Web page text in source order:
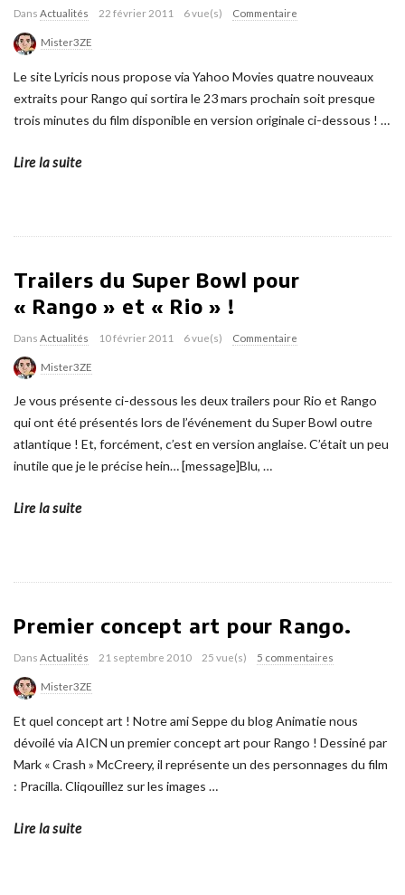
Dans Actualités 22 février 2011 6 vue(s) Commentaire
Mister3ZE
Le site Lyricis nous propose via Yahoo Movies quatre nouveaux
extraits pour Rango qui sortira le 23 mars prochain soit presque
trois minutes du film disponible en version originale ci-dessous ! …
Lire la suite
Trailers du Super Bowl pour
« Rango » et « Rio » !
Dans Actualités 10 février 2011 6 vue(s) Commentaire
Mister3ZE
Je vous présente ci-dessous les deux trailers pour Rio et Rango
qui ont été présentés lors de l’événement du Super Bowl outre
atlantique ! Et, forcément, c’est en version anglaise. C’était un peu
inutile que je le précise hein… [message]Blu, …
Lire la suite
Premier concept art pour Rango.
Dans Actualités 21 septembre 2010 25 vue(s) 5 commentaires
Mister3ZE
Et quel concept art ! Notre ami Seppe du blog Animatie nous
dévoilé via AICN un premier concept art pour Rango ! Dessiné par
Mark « Crash » McCreery, il représente un des personnages du film
: Pracilla. Cliqouillez sur les images …
Lire la suite